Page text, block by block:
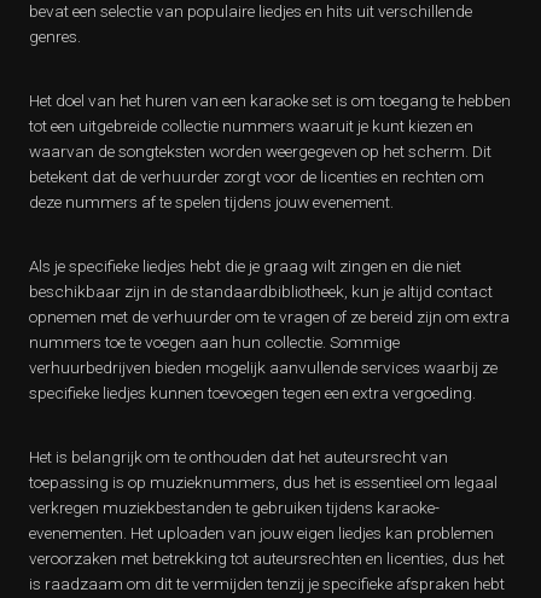
bevat een selectie van populaire liedjes en hits uit verschillende
genres.
Het doel van het huren van een karaoke set is om toegang te hebben
tot een uitgebreide collectie nummers waaruit je kunt kiezen en
waarvan de songteksten worden weergegeven op het scherm. Dit
betekent dat de verhuurder zorgt voor de licenties en rechten om
deze nummers af te spelen tijdens jouw evenement.
Als je specifieke liedjes hebt die je graag wilt zingen en die niet
beschikbaar zijn in de standaardbibliotheek, kun je altijd contact
opnemen met de verhuurder om te vragen of ze bereid zijn om extra
nummers toe te voegen aan hun collectie. Sommige
verhuurbedrijven bieden mogelijk aanvullende services waarbij ze
specifieke liedjes kunnen toevoegen tegen een extra vergoeding.
Het is belangrijk om te onthouden dat het auteursrecht van
toepassing is op muzieknummers, dus het is essentieel om legaal
verkregen muziekbestanden te gebruiken tijdens karaoke-
evenementen. Het uploaden van jouw eigen liedjes kan problemen
veroorzaken met betrekking tot auteursrechten en licenties, dus het
is raadzaam om dit te vermijden tenzij je specifieke afspraken hebt